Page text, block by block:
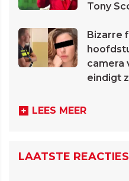
Tony
Bizarre
camera
eindigt
LEES MEER
LAATSTE REACTIES